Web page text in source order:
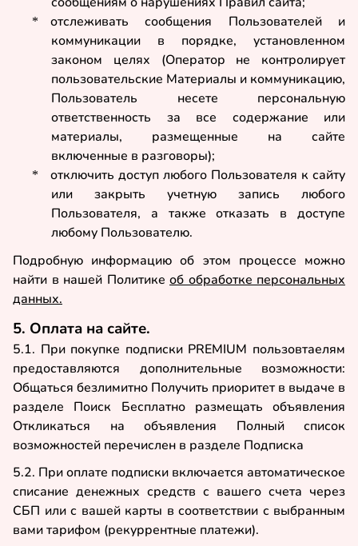
*
отслеживать сообщения Пользователей и
коммуникации в порядке, установленном
законом целях (Оператор не контролирует
пользовательские Материалы и коммуникацию,
Пользователь несете персональную
ответственность за все содержание или
материалы, размещенные на сайте
включенные в разговоры);
*
отключить доступ любого Пользователя к сайту
или закрыть учетную запись любого
Пользователя, а также отказать в доступе
любому Пользователю.
Подробную информацию об этом процессе можно
найти в нашей Политике об обработке персональных
данных.
5. Оплата на сайте.
5.1. При покупке подписки PREMIUM пользовтаелям
предоставляются дополнительные возможности:
Общаться безлимитно Получить приоритет в выдаче в
разделе Поиск Бесплатно размещать объявления
Откликаться на объявления Полный список
возможностей перечислен в разделе Подписка
5.2. При оплате подписки включается автоматическое
списание денежных средств с вашего счета через
СБП или с вашей карты в соответствии с выбранным
вами тарифом (рекуррентные платежи).